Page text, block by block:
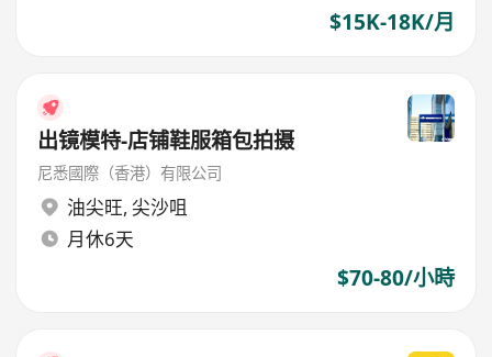
$15K-18K/月
出镜模特-店铺鞋服箱包拍摄
尼悉國際（香港）有限公司
油尖旺, 尖沙咀
月休6天
$70-80/小時